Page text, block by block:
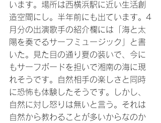
います。場所は西横浜駅に近い生活創
造空間にし。半年前にも出ています。4
月分の出演歌手の紹介欄には「海と太
陽を奏でるサーフミュージック」と書
いた。見た目の通り夏の装いで、今に
もサーフボードを担いで湘南の海に現
れそうです。自然相手の楽しさと同時
に恐怖も体験したそうです。しかし、
自然に対し怒りは無いと言う。それは
自然から教わることが多いからなのか